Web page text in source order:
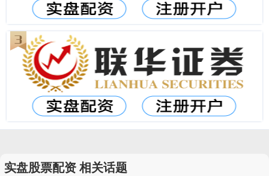
实盘股票配资 相关话题